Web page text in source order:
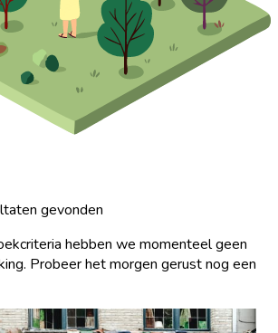
gevonden
hebben we momenteel geen
Probeer het morgen gerust nog een